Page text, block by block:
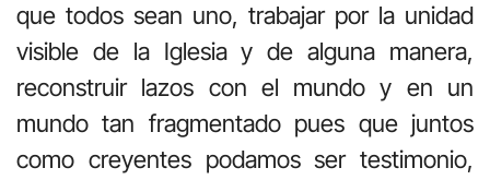
que todos sean uno, trabajar por la unidad
visible de la Iglesia y de alguna manera,
reconstruir lazos con el mundo y en un
mundo tan fragmentado pues que juntos
como creyentes podamos ser testimonio,